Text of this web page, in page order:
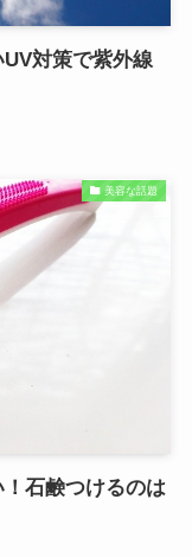
対策で紫外線
美容な話題
石鹸つけるのは